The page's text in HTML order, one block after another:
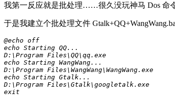
我第一反应就是批处理……很久没玩神马 Dos 命
于是我建立个批处理文件
@echo off
echo Starting QQ...
D:\Program Files\QQ\qq.exe
echo Starting WangWang...
D:\Program Files\WangWang\WangWang.exe
echo Starting Gtalk...
D:\Program Files\Gtalk\googletalk.exe
exit